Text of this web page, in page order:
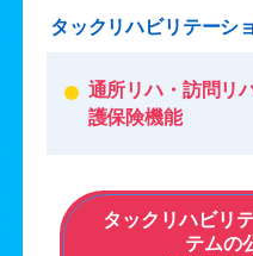
タックリハビリテーシ
通所リハ・訪問リ
護保険機能
タックリハビリ
テムの